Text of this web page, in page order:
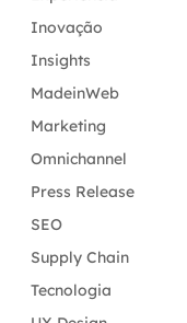
Inovação
Insights
MadeinWeb
Marketing
Omnichannel
Press Release
SEO
Supply Chain
Tecnologia